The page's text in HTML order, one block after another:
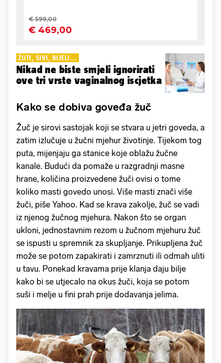
ŽUTI, SIVI, BIJELI...
Nikad ne biste smjeli ignorirati
ove tri vrste vaginalnog iscjetka
Kako se dobiva goveđa žuč
Žuč je sirovi sastojak koji se stvara u jetri goveda, a
zatim izlučuje u žučni mjehur životinje. Tijekom tog
puta, mijenjaju ga stanice koje oblažu žučne
kanale. Budući da pomaže u razgradnji masne
hrane, količina proizvedene žuči ovisi o tome
koliko masti govedo unosi. Više masti znači više
žuči, piše Yahoo. Kad se krava zakolje, žuč se vadi
iz njenog žučnog mjehura. Nakon što se organ
ukloni, jednostavnim rezom u žučnom mjehuru žuč
se ispusti u spremnik za skupljanje. Prikupljena žuč
može se potom zapakirati i zamrznuti ili odmah uliti
u tavu. Ponekad kravama prije klanja daju bilje
kako bi se utjecalo na okus žuči, koja se potom
suši i melje u fini prah prije dodavanja jelima.